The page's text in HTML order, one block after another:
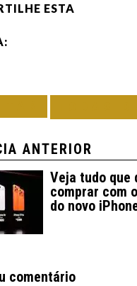
ESTA
ANTERIOR
Veja tudo que
comprar com
do novo
comentário